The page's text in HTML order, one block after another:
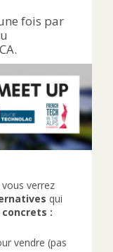
fois par
verrez
qui
concrets :
vendre (pas